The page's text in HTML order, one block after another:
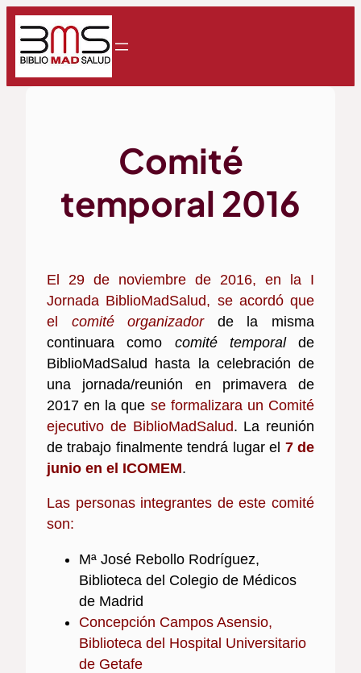
Comité
temporal 2016
El 29 de noviembre de 2016, en la I
Jornada BiblioMadSalud, se acordó que
el comité organizadorde la misma
continuara como comité temporalde
BiblioMadSalud hasta la celebración de
una jornada/reunión en primavera de
2017 en la que se formalizara un Comité
ejecutivo de BiblioMadSalud. La reunión
de trabajo finalmente tendrá lugar el 7 de
junio en el ICOMEM.
Las personas integrantes de este comité
son:
Mª José Rebollo Rodríguez,
Biblioteca del Colegio de Médicos
de Madrid
Concepción Campos Asensio,
Biblioteca del Hospital Universitario
de Getafe